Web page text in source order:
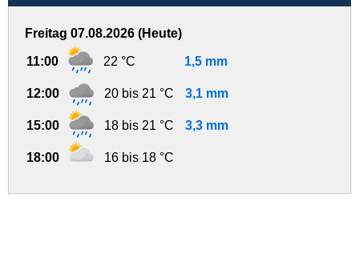
Freitag 07.08.2026 (Heute)
11:00 22 °C 1,5 mm
12:00 20 bis 21 °C 3,1 mm
15:00 18 bis 21 °C 3,3 mm
18:00 16 bis 18 °C